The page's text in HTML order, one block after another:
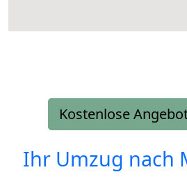
Kostenlose
Ihr Umzug nach